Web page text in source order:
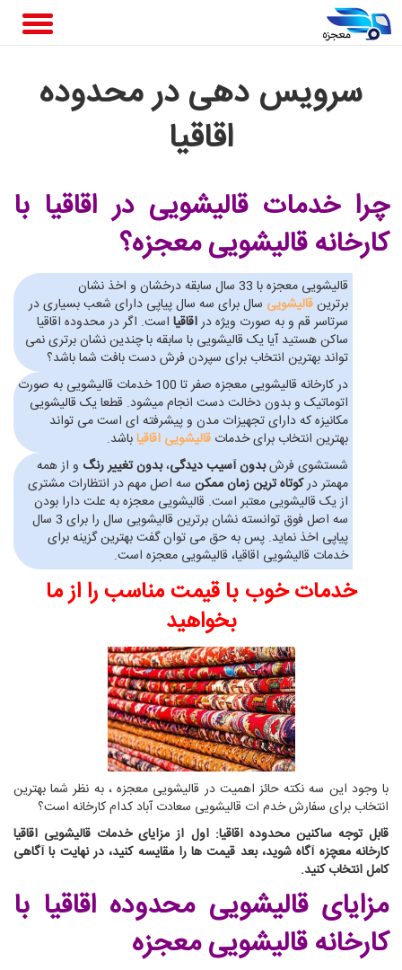
سرویس دهی در محدوده
اقاقیا
چرا خدمات قالیشویی در اقاقیا با
کارخانه قالیشویی معجزه؟
قالیشویی معجزه با 33 سال سابقه درخشان و اخذ نشان
برترینقالیشویی سال برای سه سال پیاپی دارای شعب بسیاری در
سرتاسر قم و به صورت ویژه دراقاقیا است. اگر در محدوده اقاقیا
ساکن هستید آیا یک قالیشویی با سابقه با چندین نشان برتری نمی
تواند بهترین انتخاب برای سپردن فرش دست بافت شما باشد؟
در کارخانه قالیشویی معجزه صفر تا 100 خدمات قالیشویی به صورت
اتوماتیک و بدون دخالت دست انجام میشود. قطعا یک قالیشویی
مکانیزه که دارای تجهیزات مدن و پیشرفته ای است می تواند
بهترین انتخاب برای خدمات قالیشویی اقاقیاباشد.
شستشوی فرشبدون آسیب دیدگی،بدون تغییر رنگ و از همه
مهمتر درکوتاه ترین زمان ممکن سه اصل مهم در انتظارات مشتری
از یک قالیشویی معتبر است. قالیشویی معجزه به علت دارا بودن
سه اصل فوق توانسته نشان برترین قالیشویی سال را برای 3 سال
پیاپی اخذ نماید. پس به حق می توان گفت بهترین گزینه برای
خدمات قالیشویی اقاقیا، قالیشویی معجزه است.
خدمات خوب با قیمت مناسب را از ما
بخواهید
با وجود این سه نکته حائز اهمیت در قالیشویی معجزه ، به نظر شما بهترین
انتخاب برای سفارش خدم ات قالیشویی سعادت آباد کدام کارخانه است؟
قابل توجه ساکنین محدوده اقاقیا: اول از مزایای خدمات قالیشویی اقاقیا
کارخانه معچزه آگاه شوید، بعد قیمت ها را مقایسه کنید، در نهایت با آگاهی
کامل انتخاب کنید.
مزایای قالیشویی محدوده اقاقیابا
کارخانه قالیشویی معجزه